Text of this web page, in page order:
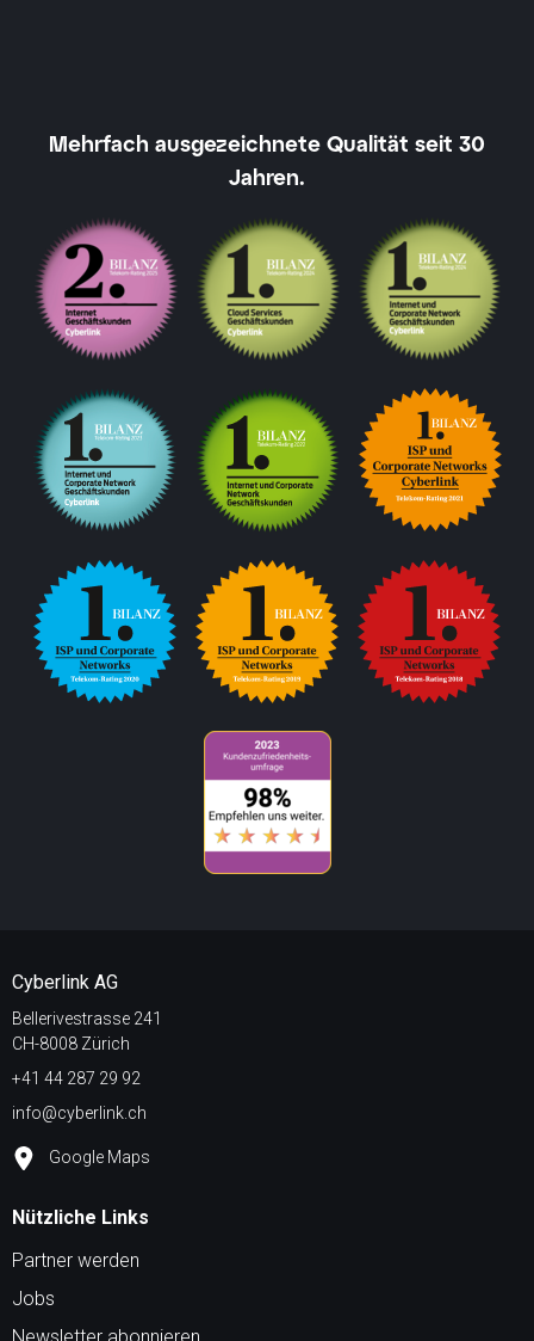
Mehrfach ausgezeichnete Qualität seit 30
Jahren.
Cyberlink AG
Bellerivestrasse 241
CH-8008 Zürich
+41 44 287 29 92
info@cyberlink.ch
Google Maps
Nützliche Links
Partner werden
Jobs